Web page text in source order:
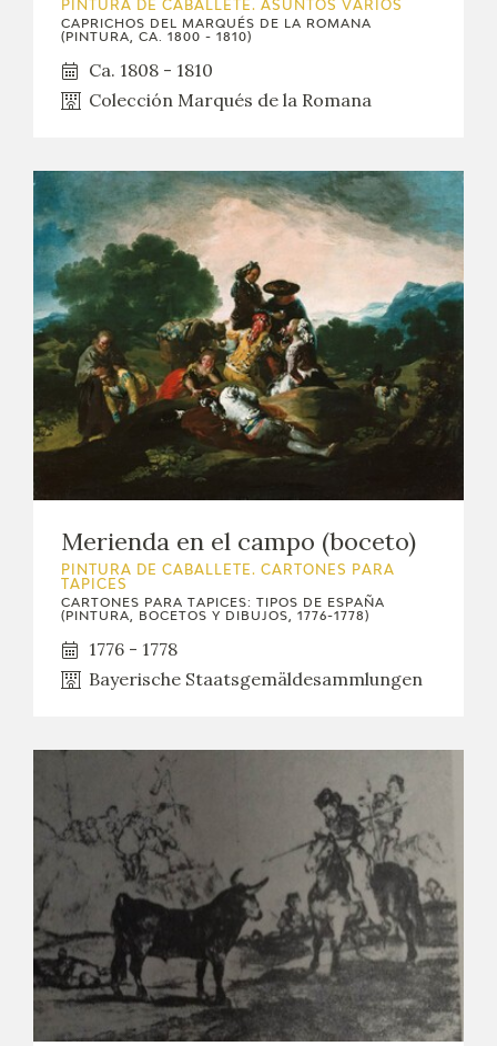
PINTURA DE CABALLETE. ASUNTOS VARIOS
CAPRICHOS DEL MARQUÉS DE LA ROMANA
(PINTURA, CA. 1800 - 1810)
Ca. 1808 - 1810
Colección Marqués de la Romana
Merienda en el campo (boceto)
PINTURA DE CABALLETE. CARTONES PARA
TAPICES
CARTONES PARA TAPICES: TIPOS DE ESPAÑA
(PINTURA, BOCETOS Y DIBUJOS, 1776-1778)
1776 - 1778
Bayerische Staatsgemäldesammlungen